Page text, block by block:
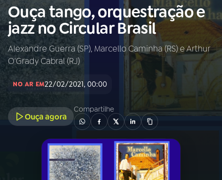
Buscar
na
Rádio
MEC
Buscar
Início AO VIVO
PROGRAMAÇÃO
Ouça tango, orquestração e
jazz no Circular Brasil
Alexandre Guerra (SP), Marcello Caminha (RS) e Arthur
O'Grady Cabral (RJ)
NO AR EM22/02/2021, 00:00
Ouça agora
Compartilhe